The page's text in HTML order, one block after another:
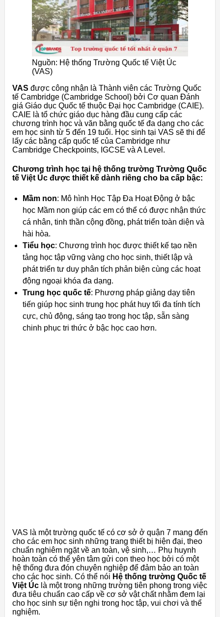
Nguồn: Hệ thống Trường Quốc tế Việt Úc
(VAS)
VAS được công nhận là Thành viên các Trường Quốc
tế Cambridge (Cambridge School) bởi Cơ quan Đánh
giá Giáo dục Quốc tế thuộc Đại học Cambridge (CAIE).
CAIE là tổ chức giáo dục hàng đầu cung cấp các
chương trình học và văn bằng quốc tế đa dạng cho các
em học sinh từ 5 đến 19 tuổi. Học sinh tại VAS sẽ thi để
lấy các bằng cấp quốc tế của Cambridge như
Cambridge Checkpoints, IGCSE và A Level.
Chương trình học tại hệ thống trường Trường Quốc
tế Việt Úc được thiết kế dành riêng cho ba cấp bậc:
Mầm non: Mô hình Học Tập Đa Hoạt Động ở bậc
học Mầm non giúp các em có thể có được nhận thức
cá nhân, tinh thần cộng đồng, phát triển toàn diện và
hài hòa.
Tiểu học: Chương trình học được thiết kế tạo nền
tảng học tập vững vàng cho học sinh, thiết lập và
phát triển tư duy phân tích phản biện cùng các hoạt
động ngoại khóa đa dạng.
Trung học quốc tế: Phương pháp giảng dạy tiên
tiến giúp học sinh trung học phát huy tối đa tính tích
cực, chủ động, sáng tạo trong học tập, sẵn sàng
chinh phục tri thức ở bậc học cao hơn.
VAS là một trường quốc tế có cơ sở ở quận 7 mang đến
cho các em học sinh những trang thiết bị hiện đại, theo
chuẩn nghiêm ngặt về an toàn, vệ sinh,… Phụ huynh
hoàn toàn có thể yên tâm gửi con theo học bởi có một
hệ thống đưa đón chuyên nghiệp để đảm bảo an toàn
cho các học sinh. Có thể nói Hệ thống trường Quốc tế
Việt Úc là một trong những trường tiên phong trong việc
đưa tiêu chuẩn cao cấp về cơ sở vật chất nhằm đem lại
cho học sinh sự tiện nghi trong học tập, vui chơi và thể
nghiệm.